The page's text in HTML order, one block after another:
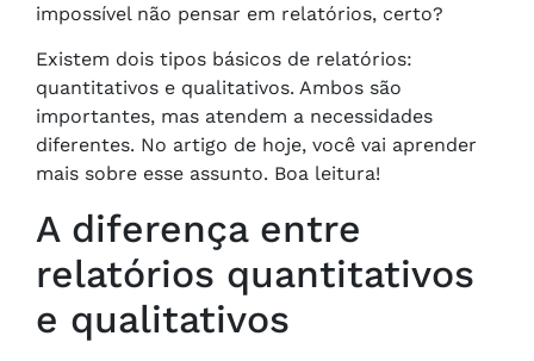
impossível não pensar em relatórios, certo?
Existem dois tipos básicos de relatórios:
quantitativos e qualitativos. Ambos são
importantes, mas atendem a necessidades
diferentes. No artigo de hoje, você vai aprender
mais sobre esse assunto. Boa leitura!
A diferença entre
relatórios quantitativos
e qualitativos